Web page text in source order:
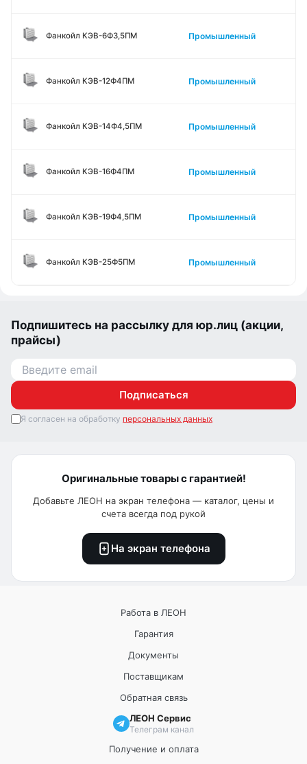
Фанкойл КЭВ-6Ф3,5ПМ Промышленный
Фанкойл КЭВ-12Ф4ПМ Промышленный
Фанкойл КЭВ-14Ф4,5ПМ Промышленный
Фанкойл КЭВ-16Ф4ПМ Промышленный
Фанкойл КЭВ-19Ф4,5ПМ Промышленный
Фанкойл КЭВ-25Ф5ПМ Промышленный
Подпишитесь на рассылку для юр.лиц (акции,
прайсы)
Подписаться
Я согласен на обработку персональных данных
Оригинальные товары с гарантией!
Добавьте ЛЕОН на экран телефона — каталог, цены и
счета всегда под рукой
На экран телефона
Работа в ЛЕОН
Гарантия
Документы
Поставщикам
Обратная связь
ЛЕОН Сервис
Телеграм канал
Получение и оплата